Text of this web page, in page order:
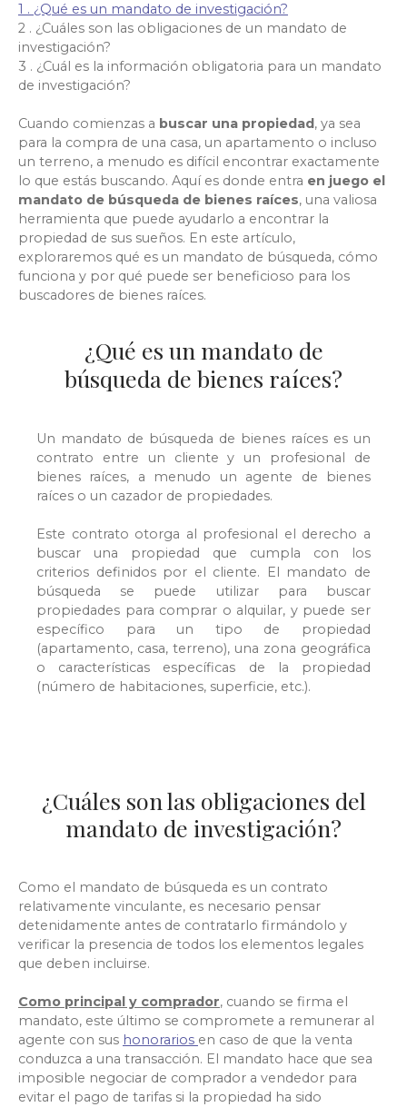
1 . ¿Qué es un mandato de investigación?
2 . ¿Cuáles son las obligaciones de un mandato de
investigación?
3 . ¿Cuál es la información obligatoria para un mandato
de investigación?
Cuando comienzas a buscar una propiedad, ya sea
para la compra de una casa, un apartamento o incluso
un terreno, a menudo es difícil encontrar exactamente
lo que estás buscando. Aquí es donde entra en juego el
mandato de búsqueda de bienes raíces, una valiosa
herramienta que puede ayudarlo a encontrar la
propiedad de sus sueños. En este artículo,
exploraremos qué es un mandato de búsqueda, cómo
funciona y por qué puede ser beneficioso para los
buscadores de bienes raíces.
¿Qué es un mandato de
búsqueda de bienes raíces?
Un mandato de búsqueda de bienes raíces es un
contrato entre un cliente y un profesional de
bienes raíces, a menudo un agente de bienes
raíces o un cazador de propiedades.
Este contrato otorga al profesional el derecho a
buscar una propiedad que cumpla con los
criterios definidos por el cliente. El mandato de
búsqueda se puede utilizar para buscar
propiedades para comprar o alquilar, y puede ser
específico para un tipo de propiedad
(apartamento, casa, terreno), una zona geográfica
o características específicas de la propiedad
(número de habitaciones, superficie, etc.).
¿Cuáles son las obligaciones del
mandato de investigación?
Como el mandato de búsqueda es un contrato
relativamente vinculante, es necesario pensar
detenidamente antes de contratarlo firmándolo y
verificar la presencia de todos los elementos legales
que deben incluirse.
Como principal y comprador, cuando se firma el
mandato, este último se compromete a remunerar al
agente con sus honorarios en caso de que la venta
conduzca a una transacción. El mandato hace que sea
imposible negociar de comprador a vendedor para
evitar el pago de tarifas si la propiedad ha sido